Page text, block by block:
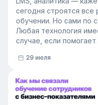
сегодня строятся все
обучении. Но сами по
Любая технология
случае, если
Сегодня бизнес
инструментов, а их
обучение оказывает
эффект измерить.
развитию сотрудников,
29 июля